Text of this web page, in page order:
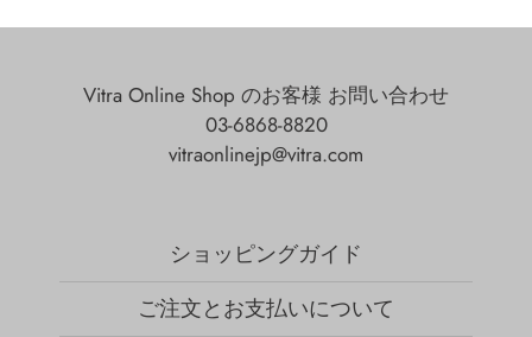
Vitra Online Shop のお客様 お問い合わせ
03-6868-8820
vitraonlinejp@vitra.com
ショッピングガイド
ご注文とお支払いについて